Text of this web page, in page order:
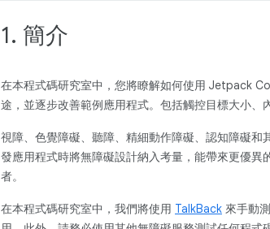
1. 簡介
在本程式碼研究室中，您將瞭解如何使用 Jetpack
途，並逐步改善範例應用程式。包括觸控目標大小、
視障、色覺障礙、聽障、精細動作障礙、認知障礙
發應用程式時將無障礙設計納入考量，能帶來更優
者。
在本程式碼研究室中，我們將使用 TalkBack 來手動